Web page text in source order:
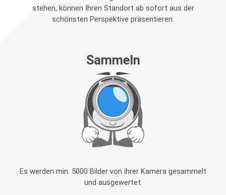
stehen, können Ihren Standort ab sofort aus der
schönsten Perspektive präsentieren.
Sammeln
Es werden min. 5000 Bilder von ihrer Kamera gesammelt
und ausgewertet.